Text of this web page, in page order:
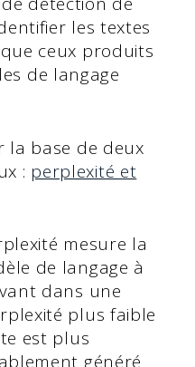
les textes
ceux produits
de langage
la base de deux
: perplexité et
mesure la
de langage à
dans une
plus faible
est plus
généré